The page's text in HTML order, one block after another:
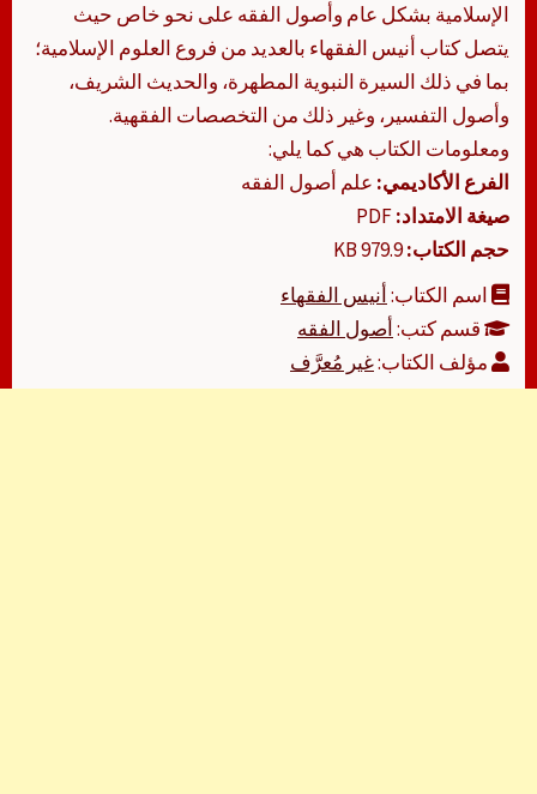
الإسلامية بشكل عام وأصول الفقه على نحو خاص حيث
يتصل كتاب أنيس الفقهاء بالعديد من فروع العلوم الإسلامية؛
بما في ذلك السيرة النبوية المطهرة، والحديث الشريف،
وأصول التفسير، وغير ذلك من التخصصات الفقهية.
ومعلومات الكتاب هي كما يلي:
الفرع الأكاديمي: علم أصول الفقه
صيغة الامتداد:
حجم الكتاب:979.9 KB
اسم الكتاب:أنيس الفقهاء
قسم كتب:أصول الفقه
مؤلف الكتاب:غير مُعرَّف